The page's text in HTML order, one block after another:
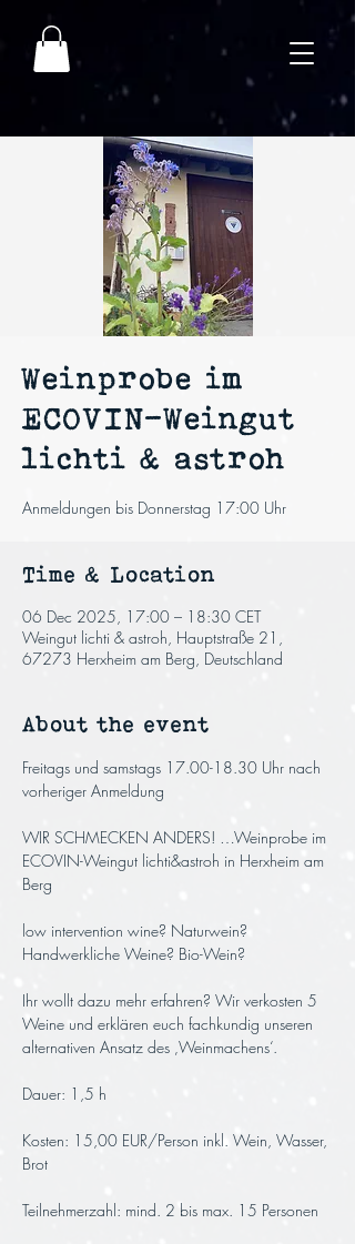
Weinprobe im
ECOVIN-Weingut
lichti & astroh
Anmeldungen bis Donnerstag 17:00 Uhr
Time & Location
06 Dec 2025, 17:00 – 18:30 CET
Weingut lichti & astroh, Hauptstraße 21,
67273 Herxheim am Berg, Deutschland
About the event
Freitags und samstags 17.00-18.30 Uhr nach
vorheriger Anmeldung
WIR SCHMECKEN ANDERS! …Weinprobe im
ECOVIN-Weingut lichti&astroh in Herxheim am
Berg
low intervention wine? Naturwein?
Handwerkliche Weine? Bio-Wein?
Ihr wollt dazu mehr erfahren? Wir verkosten 5
Weine und erklären euch fachkundig unseren
alternativen Ansatz des ‚Weinmachens‘.
Dauer: 1,5 h
Kosten: 15,00 EUR/Person inkl. Wein, Wasser,
Brot
Teilnehmerzahl: mind. 2 bis max. 15 Personen